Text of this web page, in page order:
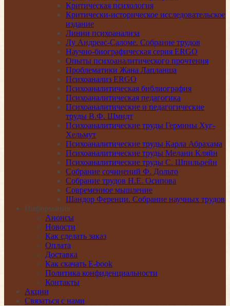
Критическая психология
Критически-историческое исследовательское
издание
Линии психоанализа
Лу Андреас-Саломе. Собрание трудов
Научно-биографическая серия ERGO
Опыты психоаналитического прочтения
Проблематики Жана Лапланша
Психоанализ ERGO
Психоаналитическая библиография
Психоаналитическая педагогика
Психоаналитические и педагогические
труды В.Ф. Шмидт
Психоаналитические труды Гермины Хуг-
Хельмут
Психоаналитические труды Карла Абрахама
Психоаналитические труды Мелани Кляйн
Психоаналитические труды С. Шпильрейн
Собрание сочинений Ф. Дольто
Собрание трудов Н.Е. Осипова
Современное мышление
Шандор Ференци. Собрание научных трудов
Информация
Анонсы
Новости
Как сделать заказ
Оплата
Доставка
Как скачать E-book
Политика конфиденциальности
Контакты
Акции
Связаться с нами